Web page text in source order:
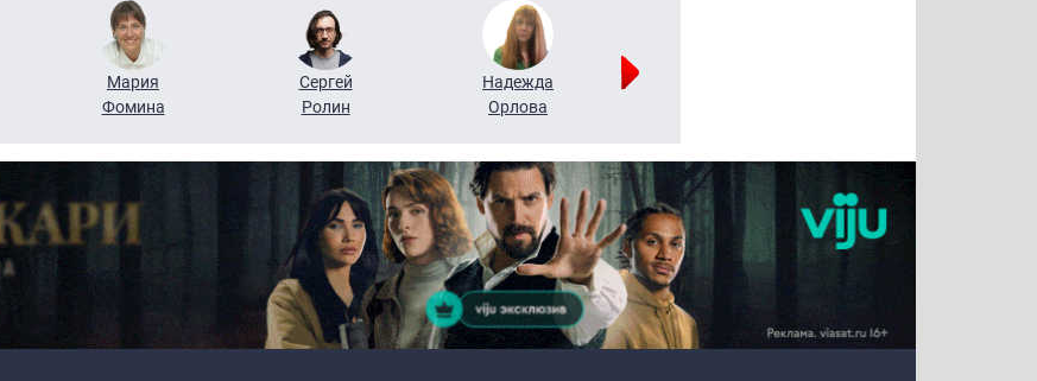
Мария
Фомина
Сергей
Ролин
Надежда
Орлова